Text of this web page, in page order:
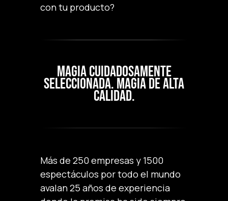
con tu producto?
MAGIA CUIDADOSAMENTE
SELECCIONADA. MAGIA DE ALTA
CALIDAD.
Más de 250 empresas y 1500
espectáculos por todo el mundo
avalan 25 años de experiencia